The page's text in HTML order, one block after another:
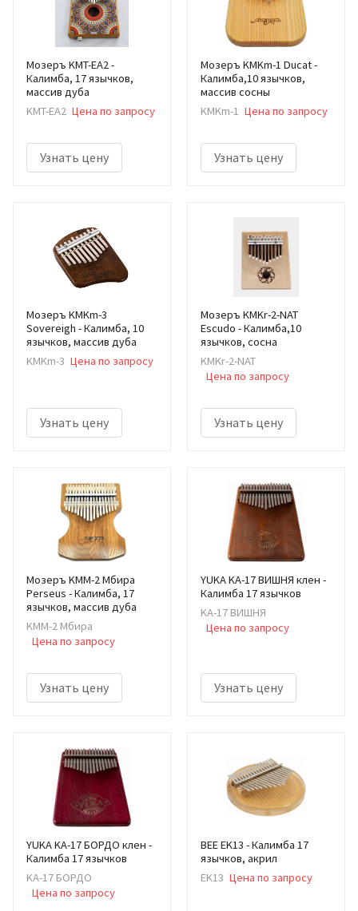
Мозеръ KMT-EA2 -
Калимба, 17 язычков,
массив дуба
KMT-EA2 Цена по запросу
Узнать цену
Мозеръ KMKm-1 Ducat -
Калимба,10 язычков,
массив сосны
KMKm-1 Цена по запросу
Узнать цену
Мозеръ KMKm-3
Sovereigh - Калимба, 10
язычков, массив дуба
KMKm-3 Цена по запросу
Узнать цену
Мозеръ KMKr-2-NAT
Escudo - Калимба,10
язычков, сосна
KMKr-2-NAT
Цена по запросу
Узнать цену
Мозеръ KMM-2 Мбира
Perseus - Калимба, 17
язычков, массив дуба
KMM-2 Мбира
Цена по запросу
Узнать цену
YUKA KA-17 ВИШНЯ клен -
Калимба 17 язычков
KA-17 ВИШНЯ
Цена по запросу
Узнать цену
YUKA KA-17 БОРДО клен -
Калимба 17 язычков
KA-17 БОРДО
Цена по запросу
BEE EK13 - Калимба 17
язычков, акрил
EK13 Цена по запросу